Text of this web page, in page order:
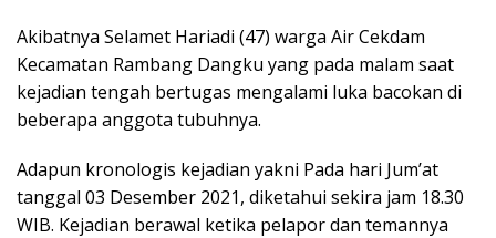
Akibatnya Selamet Hariadi (47) warga Air Cekdam
Kecamatan Rambang Dangku yang pada malam saat
kejadian tengah bertugas mengalami luka bacokan di
beberapa anggota tubuhnya.
Adapun kronologis kejadian yakni Pada hari Jum’at
tanggal 03 Desember 2021, diketahui sekira jam 18.30
WIB. Kejadian berawal ketika pelapor dan temannya